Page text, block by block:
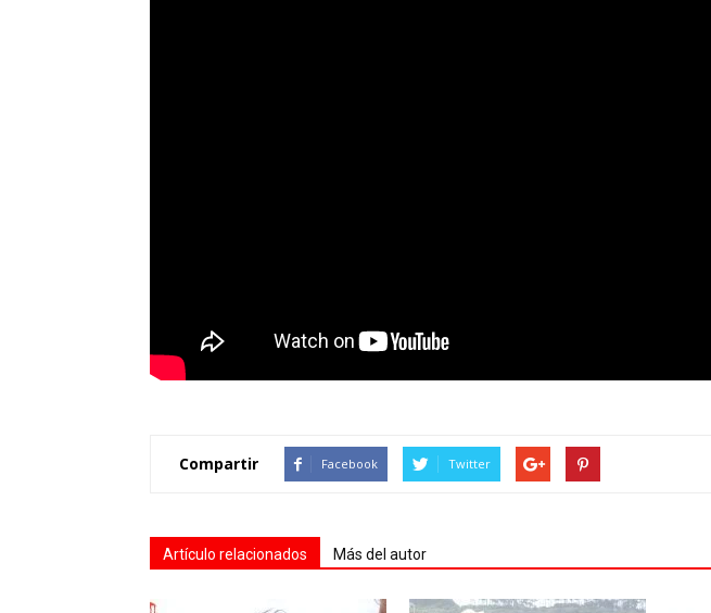
Compartir Facebook Twitter
Artículo relacionados Más del autor